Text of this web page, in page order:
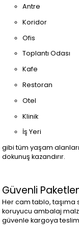
Antre
Koridor
Ofis
Toplantı Odası
Kafe
Restoran
Otel
Klinik
İş Yeri
gibi tüm yaşam
dokunuş kazandırır.
Güvenli
Her cam tablo, taşıma
koruyucu ambalaj
güvenle kargoya